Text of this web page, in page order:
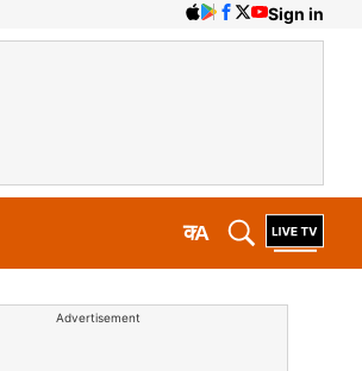
Sign in
A
क
Advertisement